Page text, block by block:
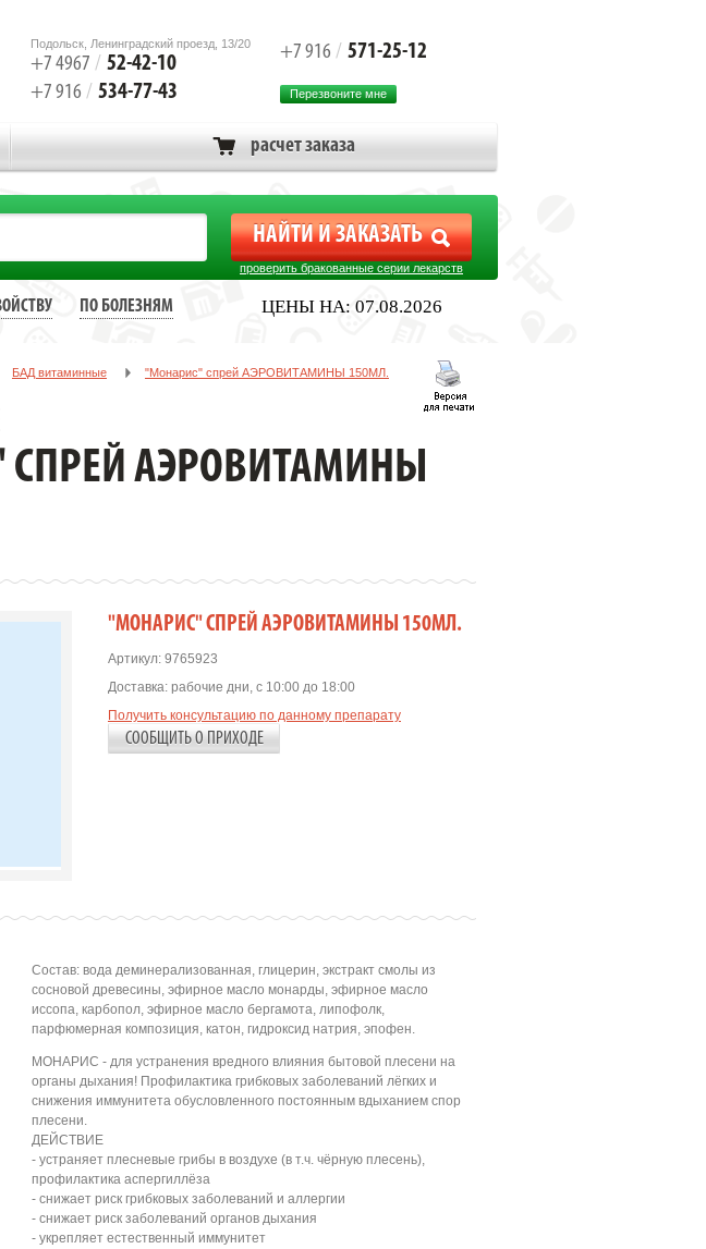
Подольск, Ленинградский проезд, 13/20
+7 4967 / 52-42-10
+7 916 / 534-77-43
+7 916 / 571-25-12
Перезвоните мне
расчет заказа
проверить бракованные серии лекарств
ЦЕНЫ НА: 07.08.2026
ПО БОЛЕЗНЯМ
БАД витаминные "Монарис" спрей АЭРОВИТАМИНЫ 150МЛ.
АЭРОВИТАМИНЫ
"МОНАРИС" СПРЕЙ АЭРОВИТАМИНЫ 150МЛ.
Артикул: 9765923
Доставка: рабочие дни, с 10:00 до 18:00
Получить консультацию по данному препарату
СООБЩИТЬ О ПРИХОДЕ
Состав: вода деминерализованная, глицерин, экстракт смолы из
сосновой древесины, эфирное масло монарды, эфирное масло
иссопа, карбопол, эфирное масло бергамота, липофолк,
парфюмерная композиция, катон, гидроксид натрия, эпофен.
МОНАРИС - для устранения вредного влияния бытовой плесени на
органы дыхания! Профилактика грибковых заболеваний лёгких и
снижения иммунитета обусловленного постоянным вдыханием спор
плесени.
ДЕЙСТВИЕ
- устраняет плесневые грибы в воздухе (в т.ч. чёрную плесень),
профилактика аспергиллёза
- снижает риск грибковых заболеваний и аллергии
- снижает риск заболеваний органов дыхания
- укрепляет естественный иммунитет